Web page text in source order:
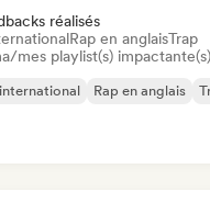
réalisés
Rap en anglaisTrap
mes playlist(s) impactante(s)
Rap en anglais